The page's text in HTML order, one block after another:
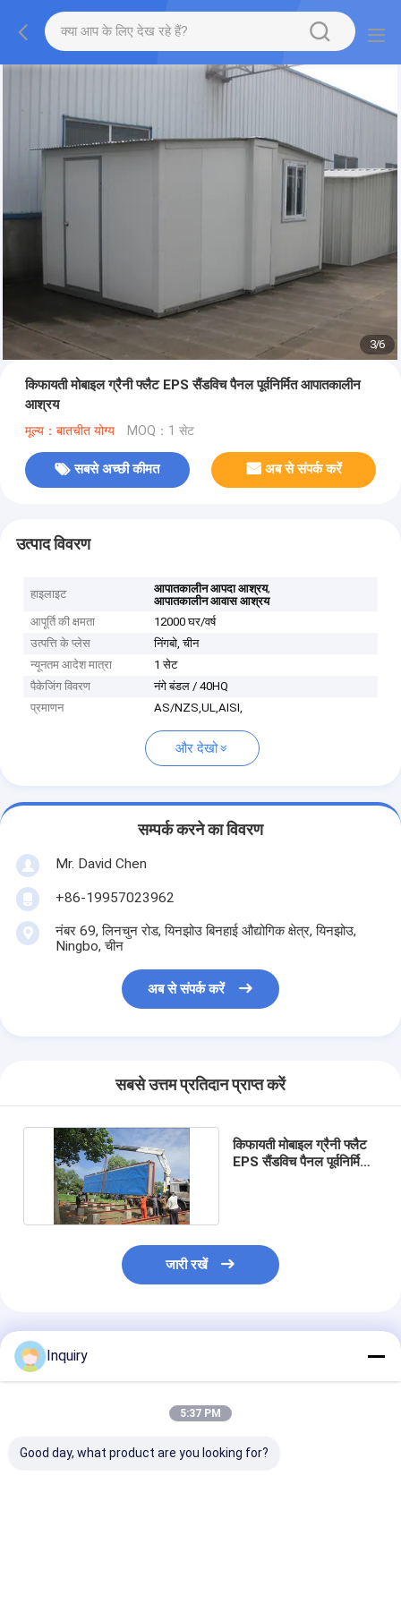
3/6
किफायती मोबाइल ग्रैनी फ्लैट EPS सैंडविच पैनल पूर्वनिर्मित आपातकालीन
आश्रय
मूल्य：बातचीत योग्य MOQ：1 सेट
सबसे अच्छी कीमत अब से संपर्क करें
उत्पाद विवरण
हाइलाइट आपातकालीन आपदा आश्रय,
आपातकालीन आवास आश्रय
आपूर्ति की क्षमता
12000 घर/वर्ष
उत्पत्ति के प्लेस
निंगबो, चीन
न्यूनतम आदेश मात्रा
1 सेट
पैकेजिंग विवरण
नंगे बंडल / 40HQ
प्रमाणन
AS/NZS,UL,AISI,
और देखो
सम्पर्क करने का विवरण
Mr. David Chen
+86-19957023962
नंबर 69, लिनचुन रोड, यिनझोउ बिनहाई औद्योगिक क्षेत्र, यिनझोउ,
Ningbo, चीन
अब से संपर्क करें
सबसे उत्तम प्रतिदान प्राप्त करें
किफायती मोबाइल ग्रैनी फ्लैट
EPS सैंडविच पैनल पूर्वनिर्मित
जारी रखें
अनुशंसित उत्पाद
Inquiry
5:37 PM
Good day, what product are you looking for?